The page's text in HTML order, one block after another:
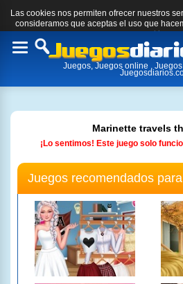
Las cookies nos permiten ofrecer nuestros
consideramos que aceptas el uso que
cookies.
Toggle
Juegos, Juegos online ,
Marinette travels
¡Lo sentimos! Este juego solo
Juegos recomendados para